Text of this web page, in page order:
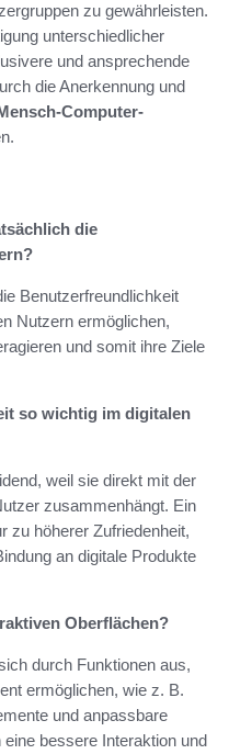
zu gewährleisten.
unterschiedlicher
und ansprechende
die Anerkennung und
Computer-
die
Benutzerfreundlichkeit
Nutzern ermöglichen,
und somit ihre Ziele
so wichtig im digitalen
weil sie direkt mit der
zusammenhängt. Ein
zu höherer Zufriedenheit,
an digitale Produkte
Oberflächen?
durch Funktionen aus,
ermöglichen, wie z. B.
und anpassbare
bessere Interaktion und